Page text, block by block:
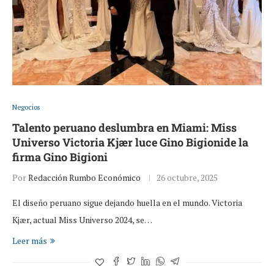
Negocios
Talento peruano deslumbra en Miami: Miss
Universo Victoria Kjær luce Gino Bigionide la
firma Gino Bigioni
PorRedacción Rumbo Económico 26 octubre, 2025
El diseño peruano sigue dejando huella en el mundo. Victoria
Kjær, actual Miss Universo 2024, se…
Leer más